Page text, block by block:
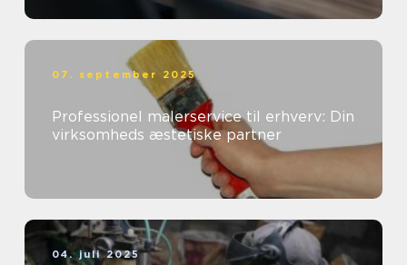
07. september 2025
Professionel malerservice til erhverv: Din
virksomheds æstetiske partner
04. juli 2025